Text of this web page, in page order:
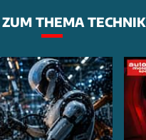
THEMA TECHNIK